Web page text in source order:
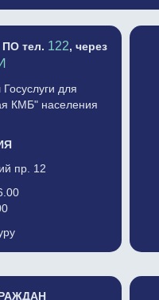
ПО тел. 122, через
для
КМБ" населения
пр. 12